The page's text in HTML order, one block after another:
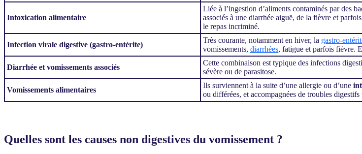
Intoxication alimentaire
Liée à l’ingestion d’aliments contaminés par des
associés à une diarrhée aiguë, de la fièvre et
le repas incriminé.
Infection virale digestive (gastro-entérite)
Très courante, notamment en hiver, la gastro-
vomissements, diarrhées, fatigue et parfois fièvre.
Diarrhée et vomissements associés
Cette combinaison est typique des infections
sévère ou de parasitose.
Vomissements alimentaires
Ils surviennent à la suite d’une allergie ou d’une
ou différées, et accompagnées de troubles
Quelles sont les causes non digestives du vomissement ?